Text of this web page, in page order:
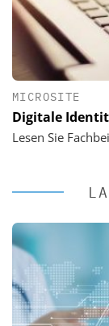
MICROSITE
Digitale
Lesen Sie